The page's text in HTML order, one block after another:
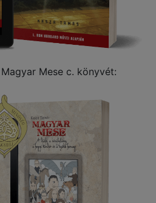
Mese c. könyvét: